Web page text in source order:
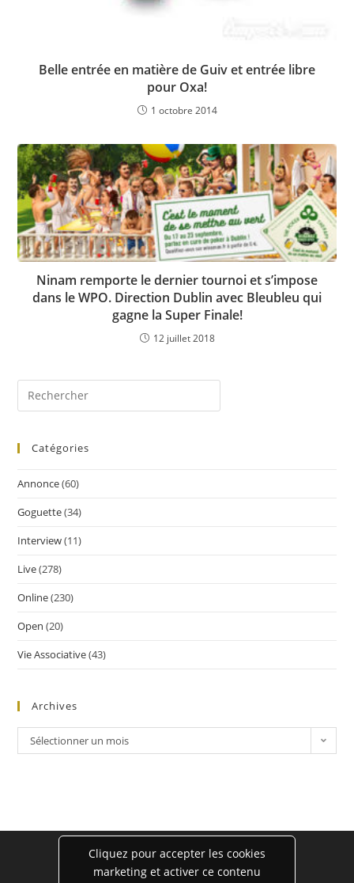
Belle entrée en matière de Guiv et entrée libre
pour Oxa!
1 octobre 2014
Ninam remporte le dernier tournoi et s’impose
dans le WPO. Direction Dublin avec Bleubleu qui
gagne la Super Finale!
12 juillet 2018
Catégories
Annonce(60)
Goguette(34)
Interview(11)
Live(278)
Online(230)
Open (20)
Vie Associative(43)
Archives
Sélectionner un mois
Cliquez pour accepter les cookies
marketing et activer ce contenu